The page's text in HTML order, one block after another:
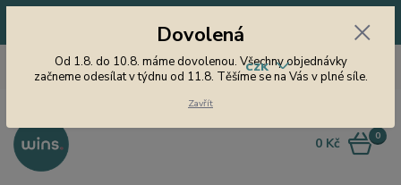
začneme odesílat v týdnu od 11.8. Těšíme se na Vás v plné síle.
CZK
605 747 185
Jsme tu pro Vás od 9 do 15
hodin
0
0 Kč
Dovolená
Od 1.8. do 10.8. máme dovolenou. Všechny objednávky
začneme odesílat v týdnu od 11.8. Těšíme se na Vás v plné síle.
Zavřít